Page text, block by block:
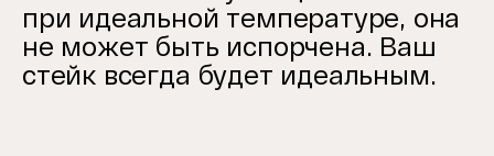
при идеальной температуре, она
не может быть испорчена. Ваш
стейк всегда будет идеальным.